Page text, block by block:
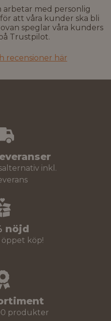
arbetar med personlig
att våra kunder ska bli
speglar våra kunders
Trustpilot.
recensioner här
inkl.
nöjd
öppet köp!
produkter